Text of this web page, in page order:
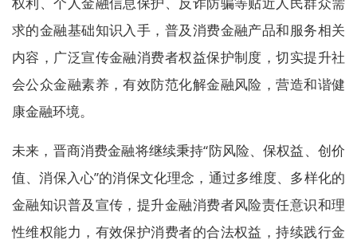
求的金融基础知识入手，普及消费金融产品和服务相关
内容，广泛宣传金融消费者权益保护制度，切实提升社
会公众金融素养，有效防范化解金融风险，营造和谐健
康金融环境。
未来，晋商消费金融将继续秉持“防风险、保权益、创价
值、消保入心”的消保文化理念，通过多维度、多样化的
金融知识普及宣传，提升金融消费者风险责任意识和理
性维权能力，有效保护消费者的合法权益，持续践行金